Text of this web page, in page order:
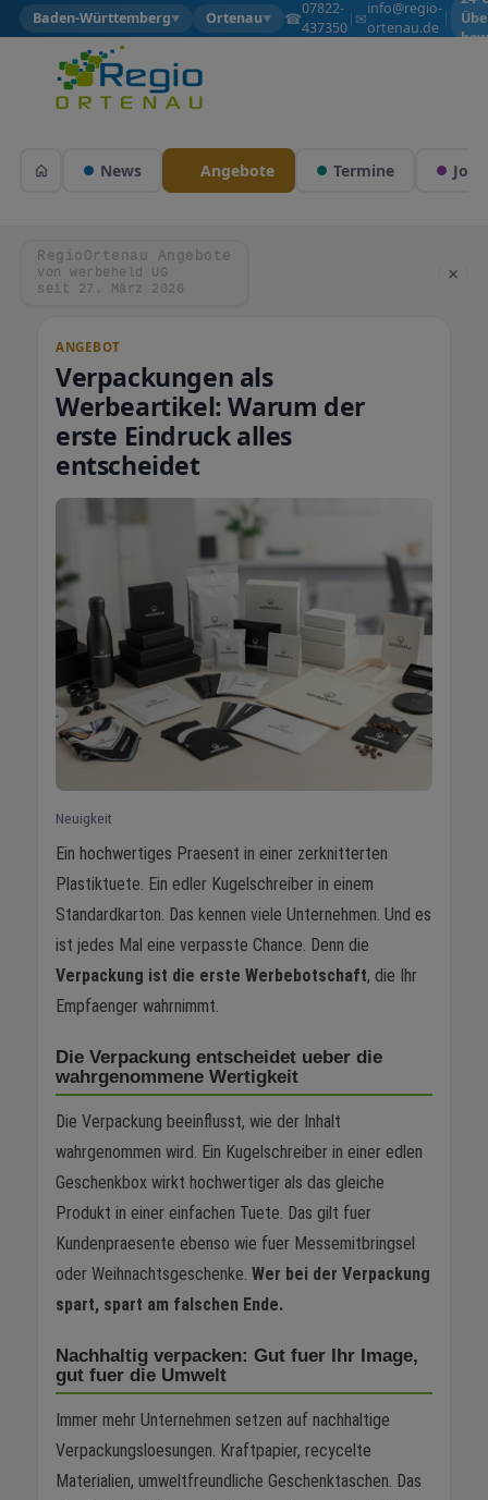
Baden-Württemberg▼ Ortenau▼ ☎07822-
437350
| ✉info@regio-
ortenau.de
|
News Angebote Termine Jobs
RegioOrtenau Angebote
von werbeheld UG
seit 27. März 2026
×
ANGEBOT
Verpackungen als
Werbeartikel: Warum der
erste Eindruck alles
entscheidet
Neuigkeit
Ein hochwertiges Praesent in einer zerknitterten
Plastiktuete. Ein edler Kugelschreiber in einem
Standardkarton. Das kennen viele Unternehmen. Und es
ist jedes Mal eine verpasste Chance. Denn die
Verpackung ist die erste Werbebotschaft, die Ihr
Empfaenger wahrnimmt.
Die Verpackung entscheidet ueber die
wahrgenommene Wertigkeit
Die Verpackung beeinflusst, wie der Inhalt
wahrgenommen wird. Ein Kugelschreiber in einer edlen
Geschenkbox wirkt hochwertiger als das gleiche
Produkt in einer einfachen Tuete. Das gilt fuer
Kundenpraesente ebenso wie fuer Messemitbringsel
oder Weihnachtsgeschenke. Wer bei der Verpackung
spart, spart am falschen Ende.
Nachhaltig verpacken: Gut fuer Ihr Image,
gut fuer die Umwelt
Immer mehr Unternehmen setzen auf nachhaltige
Verpackungsloesungen. Kraftpapier, recycelte
Materialien, umweltfreundliche Geschenktaschen. Das